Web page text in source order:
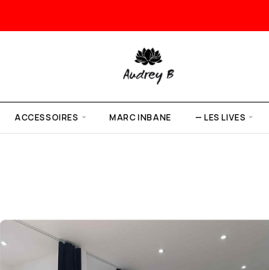
ACCESSOIRES MARC INBANE — LES LIVES